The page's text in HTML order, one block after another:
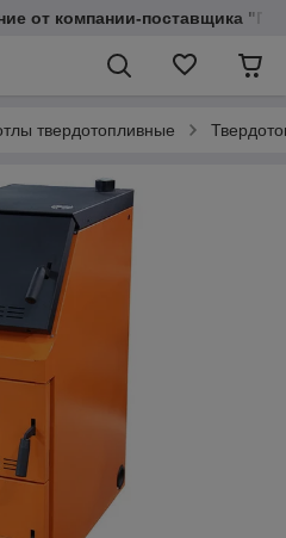
от компании-поставщика
твердотопливные